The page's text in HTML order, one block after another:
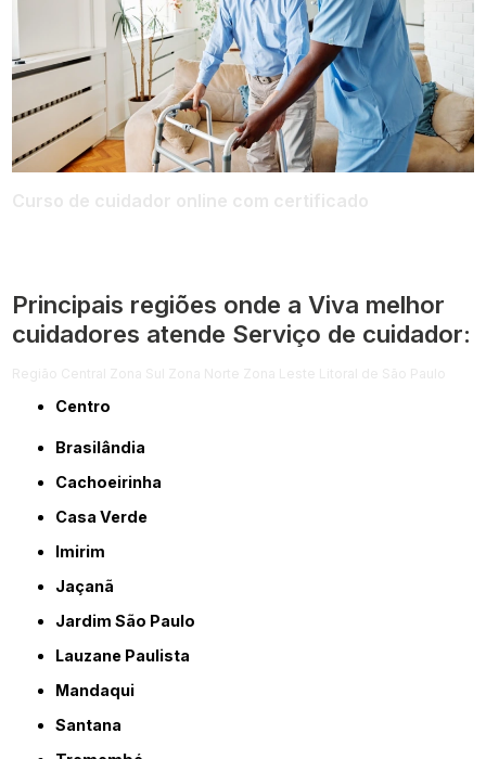
Principais regiões onde a Viva melhor
cuidadores atende Serviço de cuidador:
Centro
Brasilândia
Cachoeirinha
Casa Verde
Imirim
Jaçanã
Jardim São Paulo
Lauzane Paulista
Mandaqui
Santana